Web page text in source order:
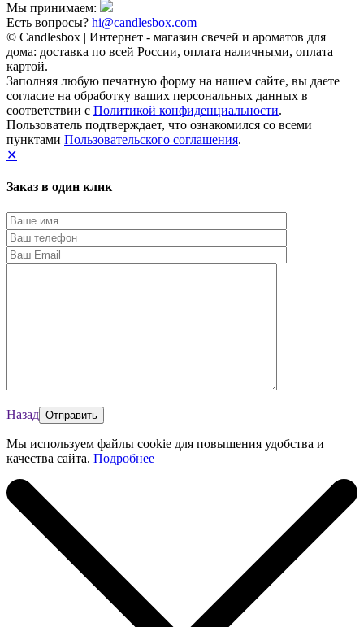
Мы принимаем:
Есть вопросы? hi@candlesbox.com
© Candlesbox | Интернет - магазин свечей и ароматов для
дома: доставка по всей России, оплата наличными, оплата
картой.
Заполняя любую печатную форму на нашем сайте, вы даете
согласие на обработку ваших персональных данных в
соответствии с Политикой конфиденциальности.
Пользователь подтверждает, что ознакомился со всеми
пунктами Пользовательского соглашения.
✕
Заказ в один клик
Назад
Мы используем файлы cookie для повышения удобства и
качества сайта. Подробнее